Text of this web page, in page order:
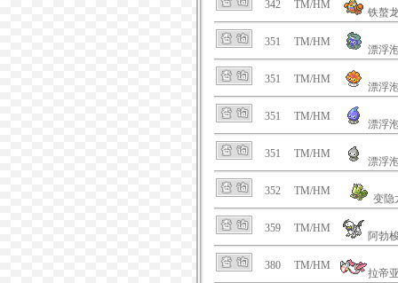
342 TM/HM
铁螯
351 TM/HM
漂浮
351 TM/HM
漂浮
351 TM/HM
漂浮
351 TM/HM
漂浮
352 TM/HM
变隐
359 TM/HM
阿勃
380 TM/HM
拉帝